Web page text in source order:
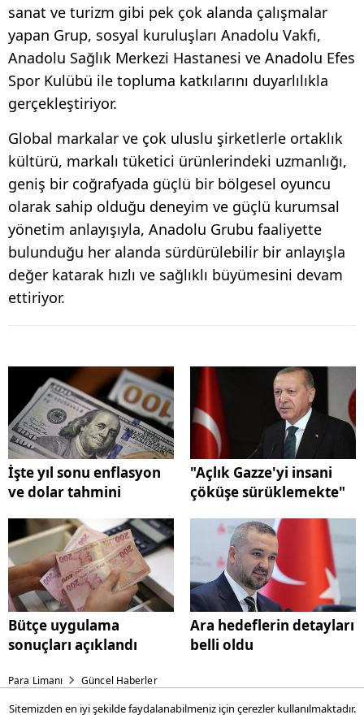
sanat ve turizm gibi pek çok alanda çalışmalar
yapan Grup, sosyal kuruluşları Anadolu Vakfı,
Anadolu Sağlık Merkezi Hastanesi ve Anadolu Efes
Spor Kulübü ile topluma katkılarını duyarlılıkla
gerçekleştiriyor.
Global markalar ve çok uluslu şirketlerle ortaklık
kültürü, markalı tüketici ürünlerindeki uzmanlığı,
geniş bir coğrafyada güçlü bir bölgesel oyuncu
olarak sahip olduğu deneyim ve güçlü kurumsal
yönetim anlayışıyla, Anadolu Grubu faaliyette
bulunduğu her alanda sürdürülebilir bir anlayışla
değer katarak hızlı ve sağlıklı büyümesini devam
ettiriyor.
İşte yıl sonu enflasyon
ve dolar tahmini
"Açlık Gazze'yi insani
çöküşe sürüklemekte"
Bütçe uygulama
sonuçları açıklandı
Ara hedeflerin detayları
belli oldu
Para Limanı Güncel Haberler
Sitemizden en iyi şekilde faydalanabilmeniz için çerezler kullanılmaktadır.